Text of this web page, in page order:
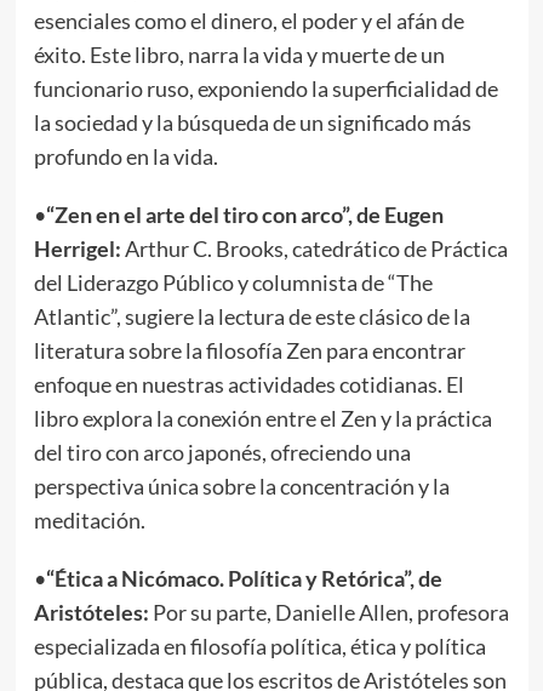
esenciales como el dinero, el poder y el afán de
éxito. Este libro, narra la vida y muerte de un
funcionario ruso, exponiendo la superficialidad de
la sociedad y la búsqueda de un significado más
profundo en la vida.
•“Zen en el arte del tiro con arco”, de Eugen
Herrigel:Arthur C. Brooks, catedrático de Práctica
del Liderazgo Público y columnista de “The
Atlantic”, sugiere la lectura de este clásico de la
literatura sobre la filosofía Zen para encontrar
enfoque en nuestras actividades cotidianas. El
libro explora la conexión entre el Zen y la práctica
del tiro con arco japonés, ofreciendo una
perspectiva única sobre la concentración y la
meditación.
•“Ética a Nicómaco. Política y Retórica”, de
Aristóteles: Por su parte, Danielle Allen, profesora
especializada en filosofía política, ética y política
pública, destaca que los escritos de Aristóteles son